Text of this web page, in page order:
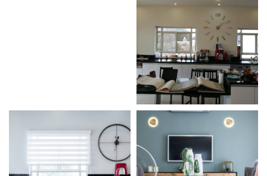
מודול 2